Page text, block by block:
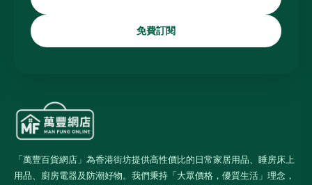
免費訂閱
「萬豐百貨網店」為香港街坊提供高性價比的日常家居用品、睡房床上
用品、廚房電器及防潮好物。我們秉持「大眾價格，優質生活」理念，